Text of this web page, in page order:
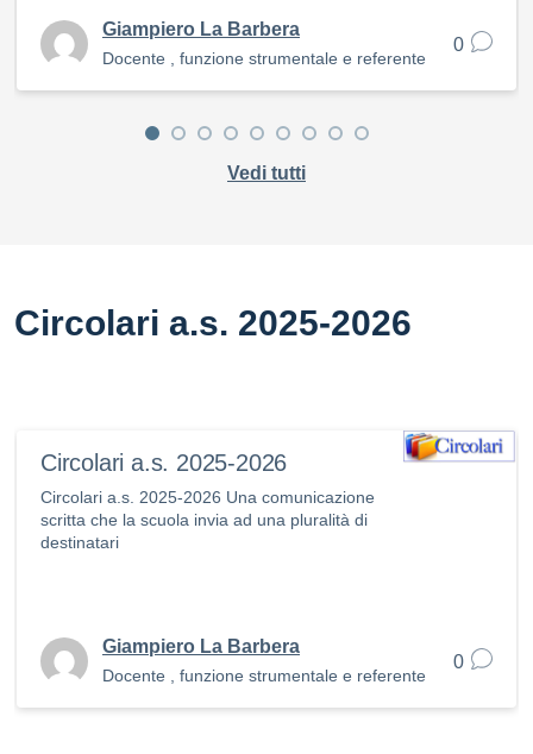
Giampiero La Barbera
Docente , funzione strumentale e referente
0
Vedi tutti
Circolari a.s. 2025-2026
Circolari a.s. 2025-2026
Circolari a.s. 2025-2026 Una comunicazione
scritta che la scuola invia ad una pluralità di
destinatari
Giampiero La Barbera
Docente , funzione strumentale e referente
0